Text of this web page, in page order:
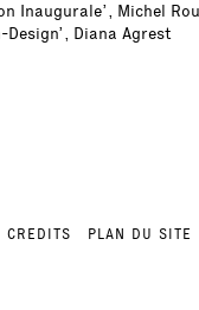
Inaugurale’, Michel
Design’, Diana Agrest
CREDITS PLAN DU SITE